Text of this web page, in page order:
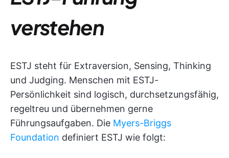
verstehen
ESTJ steht für Extraversion, Sensing, Thinking
und Judging. Menschen mit ESTJ-
Persönlichkeit sind logisch, durchsetzungsfähig,
regeltreu und übernehmen gerne
Führungsaufgaben. Die Myers-Briggs
Foundation definiert ESTJ wie folgt: